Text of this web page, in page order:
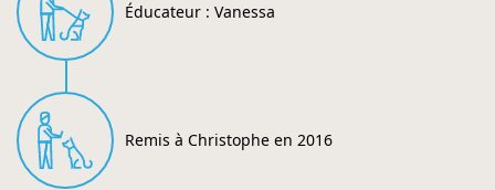
Éducateur : Vanessa
Remis à Christophe en 2016